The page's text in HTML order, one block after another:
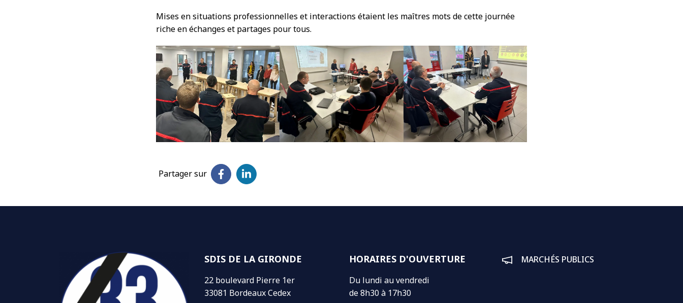
Mises en situations professionnelles et interactions étaient les maîtres mots de cette journée
riche en échanges et partages pour tous.
Partager sur Partager sur LinkedIn
(ouverture dans un nouvel onglet)
SDIS DE LA GIRONDE
22 boulevard Pierre 1er
33081 Bordeaux Cedex
HORAIRES D'OUVERTURE
Du lundi au vendredi
de 8h30 à 17h30
MARCHÉS PUBLICS